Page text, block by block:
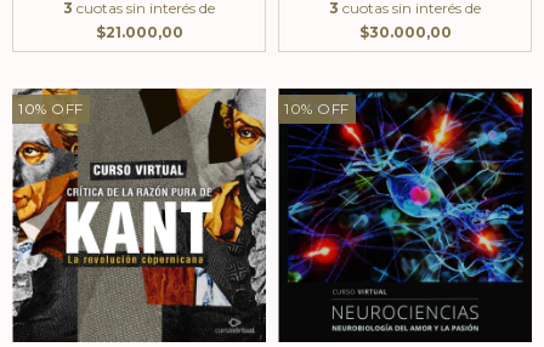
3 cuotas sin interés de
$21.000,00
3 cuotas sin interés de
$30.000,00
10% OFF 10% OFF